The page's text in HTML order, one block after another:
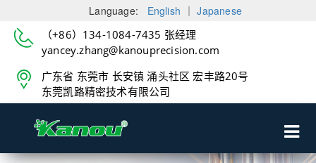
Language: English ｜Japanese
（+86）134-1084-7435 张经理
yancey.zhang@kanouprecision.com
广东省 东莞市 长安镇 涌头社区 宏丰路20号
东莞凯路精密技术有限公司